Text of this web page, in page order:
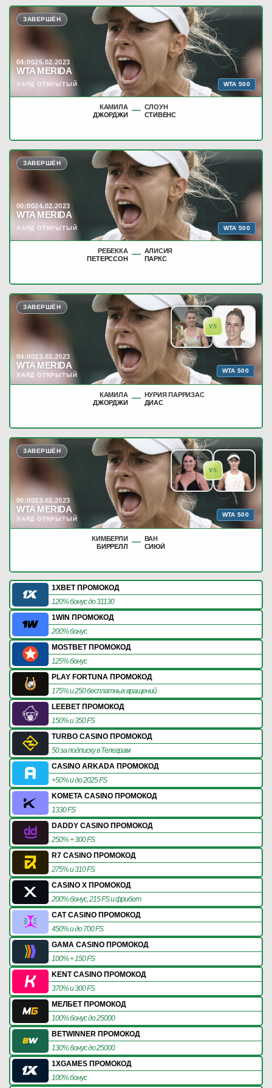
ЗАВЕРШЁН
04:0025.02.2023
WTA MERIDA
ХАРД ОТКРЫТЫЙ WTA 500
КАМИЛА
ДЖОРДЖИ — СЛОУН
СТИВЕНС
ЗАВЕРШЁН
00:0024.02.2023
WTA MERIDA
ХАРД ОТКРЫТЫЙ WTA 500
РЕБЕККА
ПЕТЕРССОН — АЛИСИЯ
ПАРКС
VS
ЗАВЕРШЁН
04:0023.02.2023
WTA MERIDA
ХАРД ОТКРЫТЫЙ
WTA 500
КАМИЛА
ДЖОРДЖИ — НУРИЯ ПАРРИЗАС
ДИАС
VS
ЗАВЕРШЁН
00:0023.02.2023
WTA MERIDA
ХАРД ОТКРЫТЫЙ
WTA 500
КИМБЕРЛИ
БИРРЕЛЛ — ВАН
СИЮЙ
1XBET ПРОМОКОД
120% бонус до 31130
1WIN ПРОМОКОД
200% бонус
MOSTBET ПРОМОКОД
125% бонус
PLAY FORTUNA ПРОМОКОД
175% и 250 бесплатных вращений
LEEBET ПРОМОКОД
150% и 350 FS
TURBO CASINO ПРОМОКОД
50 за подписку в Телеграм
CASINO ARKADA ПРОМОКОД
+50% и до 2025 FS
KOMETA CASINO ПРОМОКОД
1330 FS
DADDY CASINO ПРОМОКОД
250% + 300 FS
R7 CASINO ПРОМОКОД
275% и 310 FS
CASINO X ПРОМОКОД
200% бонус, 215 FS и фрибет
CAT CASINO ПРОМОКОД
450% и до 700 FS
GAMA CASINO ПРОМОКОД
100% + 150 FS
KENT CASINO ПРОМОКОД
370% и 300 FS
МЕЛБЕТ ПРОМОКОД
100% бонус до 25000
BETWINNER ПРОМОКОД
130% бонус до 25000
1XGAMES ПРОМОКОД
100% бонус